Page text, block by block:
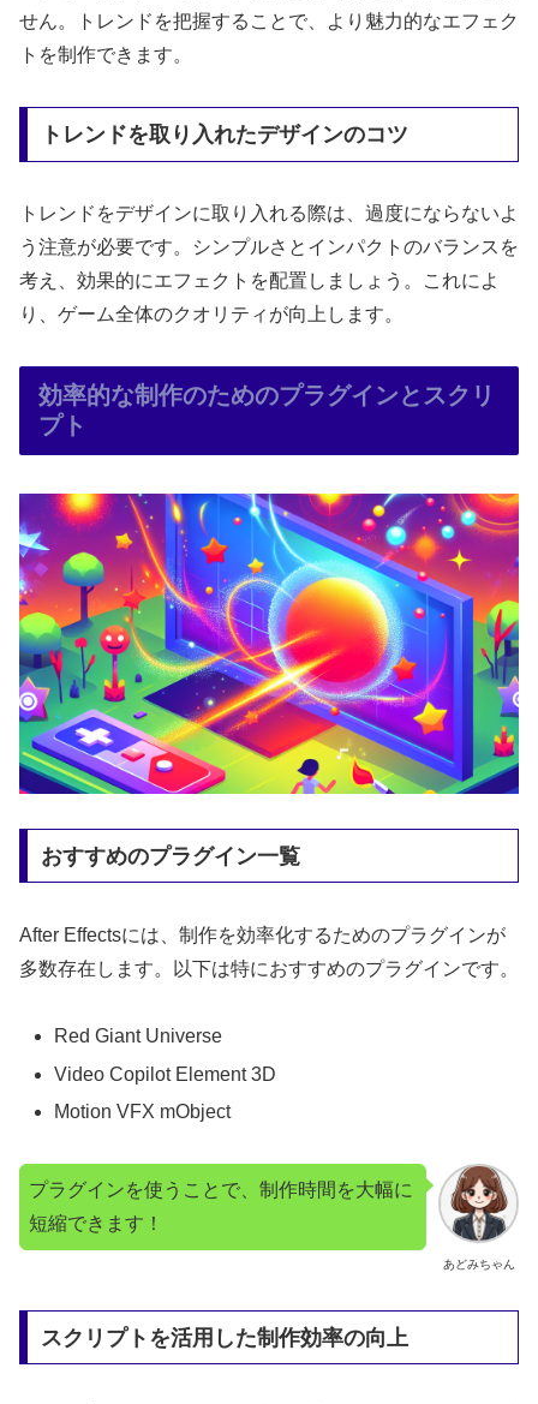
せん。トレンドを把握することで、より魅力的なエフェク
トを制作できます。
トレンドを取り入れたデザインのコツ
トレンドをデザインに取り入れる際は、過度にならないよ
う注意が必要です。シンプルさとインパクトのバランスを
考え、効果的にエフェクトを配置しましょう。これによ
り、ゲーム全体のクオリティが向上します。
効率的な制作のためのプラグインとスクリ
プト
おすすめのプラグイン一覧
After Effectsには、制作を効率化するためのプラグインが
多数存在します。以下は特におすすめのプラグインです。
Red Giant Universe
Video Copilot Element 3D
Motion VFX mObject
あどみちゃん
プラグインを使うことで、制作時間を大幅に
短縮できます！
スクリプトを活用した制作効率の向上